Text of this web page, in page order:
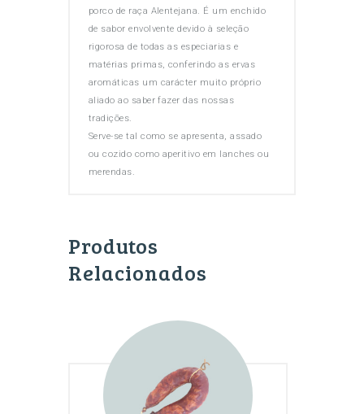
porco de raça Alentejana. É um enchido
de sabor envolvente devido à seleção
rigorosa de todas as especiarias e
matérias primas, conferindo as ervas
aromáticas um carácter muito próprio
aliado ao saber fazer das nossas
tradições.
Serve-se tal como se apresenta, assado
ou cozido como aperitivo em lanches ou
merendas.
Produtos
Relacionados